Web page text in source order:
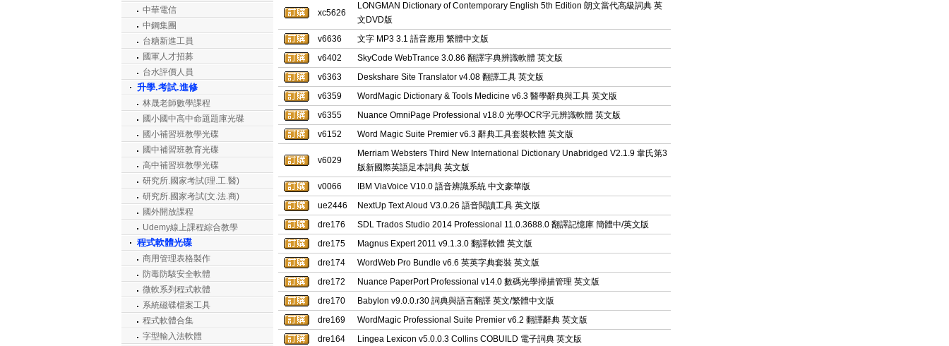
中華電信
中鋼集團
台糖新進工員
國軍人才招募
台水評價人員
升學.考試.進修
林晟老師數學課程
國小國中高中命題題庫光碟
國小補習班教學光碟
國中補習班教育光碟
高中補習班教學光碟
研究所.國家考試(理.工.醫)
研究所.國家考試(文.法.商)
國外開放課程
Udemy線上課程綜合教學
程式軟體光碟
商用管理表格製作
防毒防駭安全軟體
微軟系列程式軟體
系統磁碟檔案工具
程式軟體合集
字型輸入法軟體
xc5626
LONGMAN Dictionary of Contemporary English 5th Edition 朗文當代高級詞典 英
文DVD版
v6636
文字 MP3 3.1 語音應用 繁體中文版
v6402
SkyCode WebTrance 3.0.86 翻譯字典辨識軟體 英文版
v6363
Deskshare Site Translator v4.08 翻譯工具 英文版
v6359
WordMagic Dictionary & Tools Medicine v6.3 醫學辭典與工具 英文版
v6355
Nuance OmniPage Professional v18.0 光學OCR字元辨識軟體 英文版
v6152
Word Magic Suite Premier v6.3 辭典工具套裝軟體 英文版
v6029
Merriam Websters Third New International Dictionary Unabridged V2.1.9 韋氏第3
版新國際英語足本詞典 英文版
v0066
IBM ViaVoice V10.0 語音辨識系統 中文豪華版
ue2446
NextUp Text Aloud V3.0.26 語音閱讀工具 英文版
dre176
SDL Trados Studio 2014 Professional 11.0.3688.0 翻譯記憶庫 簡體中/英文版
dre175
Magnus Expert 2011 v9.1.3.0 翻譯軟體 英文版
dre174
WordWeb Pro Bundle v6.6 英英字典套裝 英文版
dre172
Nuance PaperPort Professional v14.0 數碼光學掃描管理 英文版
dre170
Babylon v9.0.0.r30 詞典與語言翻譯 英文/繁體中文版
dre169
WordMagic Professional Suite Premier v6.2 翻譯辭典 英文版
dre164
Lingea Lexicon v5.0.0.3 Collins COBUILD 電子詞典 英文版